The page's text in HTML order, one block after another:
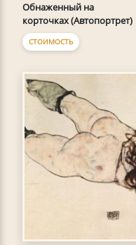
Обнаженный на
корточках (Автопортрет)
СТОИМОСТЬ